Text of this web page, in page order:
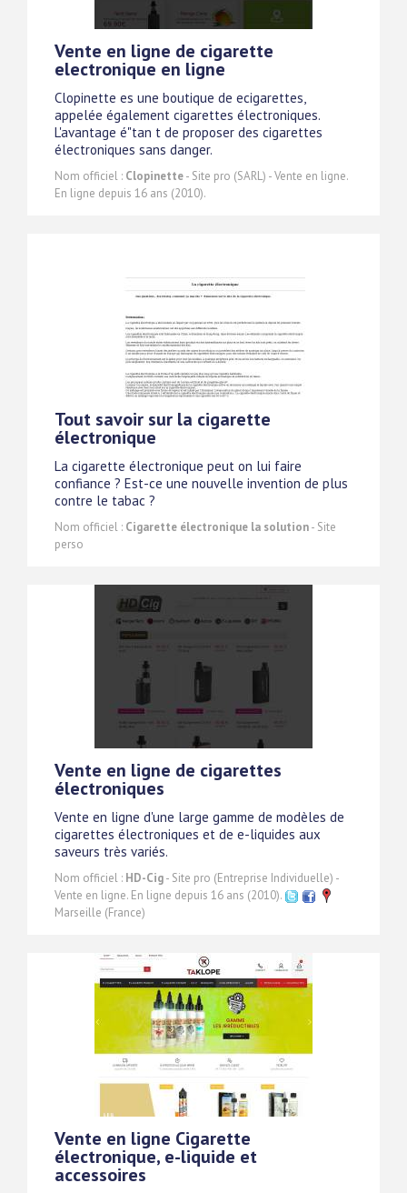
Vente en ligne de cigarette
electronique en ligne
Clopinette es une boutique de ecigarettes,
appelée également cigarettes électroniques.
L'avantage é"tan t de proposer des cigarettes
électroniques sans danger.
Nom officiel : Clopinette- Site pro (SARL) - Vente en ligne.
En ligne depuis 16 ans (2010).
Tout savoir sur la cigarette
électronique
La cigarette électronique peut on lui faire
confiance ? Est-ce une nouvelle invention de plus
contre le tabac ?
Nom officiel : Cigarette électronique la solution- Site
perso
Vente en ligne de cigarettes
électroniques
Vente en ligne d'une large gamme de modèles de
cigarettes électroniques et de e-liquides aux
saveurs très variés.
Nom officiel : HD-Cig- Site pro (Entreprise Individuelle) -
Vente en ligne. En ligne depuis 16 ans (2010).
Marseille (France)
Vente en ligne Cigarette
électronique, e-liquide et
accessoires